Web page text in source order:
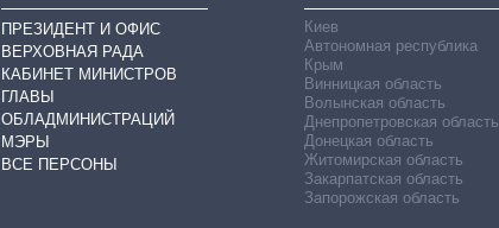
ПРЕЗИДЕНТ И ОФИС
ВЕРХОВНАЯ РАДА
КАБИНЕТ МИНИСТРОВ
ГЛАВЫ
ОБЛАДМИНИСТРАЦИЙ
МЭРЫ
ВСЕ ПЕРСОНЫ
Киев
Автономная республика
Крым
Винницкая область
Волынская область
Днепропетровская область
Донецкая область
Житомирская область
Закарпатская область
Запорожская область